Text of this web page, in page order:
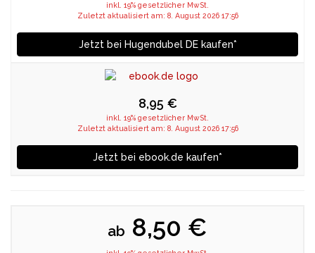
inkl. 19% gesetzlicher MwSt.
Zuletzt aktualisiert am: 8. August 2026 17:56
Jetzt bei Hugendubel DE kaufen*
8,95 €
inkl. 19% gesetzlicher MwSt.
Zuletzt aktualisiert am: 8. August 2026 17:56
Jetzt bei ebook.de kaufen*
ab 8,50 €